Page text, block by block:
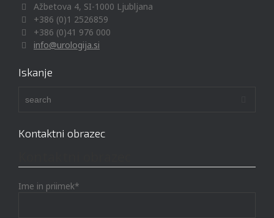
Ažbetova 4, SI-1000 Ljubljana
+386 (0)1 2526859
+386 (0)41 976 000
info@urologija.si
Iskanje
Kontaktni obrazec
Ime in priimek*